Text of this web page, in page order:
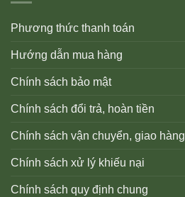
Phương thức thanh toán
Hướng dẫn mua hàng
Chính sách bảo mật
Chính sách đổi trả, hoàn tiền
Chính sách vận chuyển, giao hàng
Chính sách xử lý khiếu nại
Chính sách quy định chung